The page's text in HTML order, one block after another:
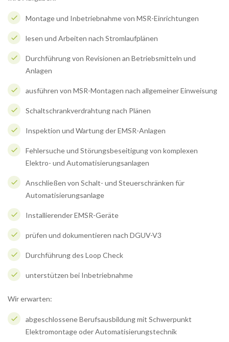
Montage und Inbetriebnahme von MSR-Einrichtungen
lesen und Arbeiten nach Stromlaufplänen
Durchführung von Revisionen an Betriebsmitteln und
Anlagen
ausführen von MSR-Montagen nach allgemeiner Einweisung
Schaltschrankverdrahtung nach Plänen
Inspektion und Wartung der EMSR-Anlagen
Fehlersuche und Störungsbeseitigung von komplexen
Elektro- und Automatisierungsanlagen
Anschließen von Schalt- und Steuerschränken für
Automatisierungsanlage
Installierender EMSR-Geräte
prüfen und dokumentieren nach DGUV-V3
Durchführung des Loop Check
unterstützen bei Inbetriebnahme
Wir erwarten:
abgeschlossene Berufsausbildung mit Schwerpunkt
Elektromontage oder Automatisierungstechnik